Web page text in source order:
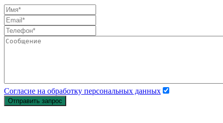
Согласие на обработку персональных данных
Отправить запрос